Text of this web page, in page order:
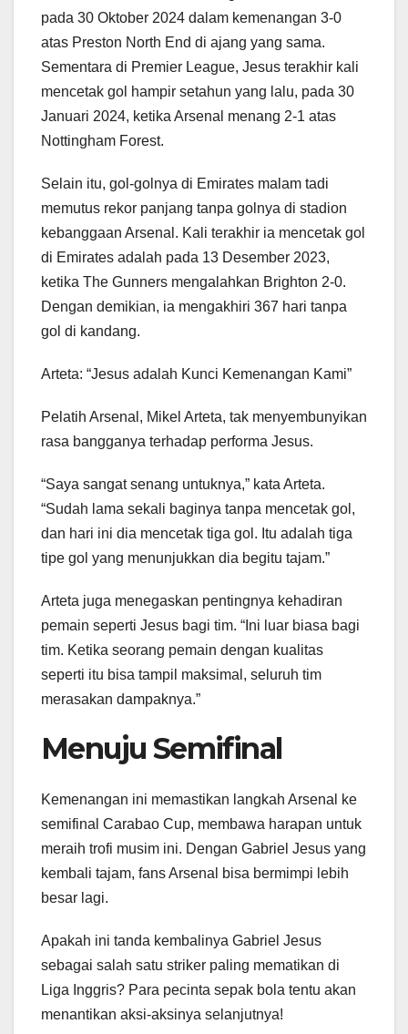
pada 30 Oktober 2024 dalam kemenangan 3-0
atas Preston North End di ajang yang sama.
Sementara di Premier League, Jesus terakhir kali
mencetak gol hampir setahun yang lalu, pada 30
Januari 2024, ketika Arsenal menang 2-1 atas
Nottingham Forest.
Selain itu, gol-golnya di Emirates malam tadi
memutus rekor panjang tanpa golnya di stadion
kebanggaan Arsenal. Kali terakhir ia mencetak gol
di Emirates adalah pada 13 Desember 2023,
ketika The Gunners mengalahkan Brighton 2-0.
Dengan demikian, ia mengakhiri 367 hari tanpa
gol di kandang.
Arteta: “Jesus adalah Kunci Kemenangan Kami”
Pelatih Arsenal, Mikel Arteta, tak menyembunyikan
rasa bangganya terhadap performa Jesus.
“Saya sangat senang untuknya,” kata Arteta.
“Sudah lama sekali baginya tanpa mencetak gol,
dan hari ini dia mencetak tiga gol. Itu adalah tiga
tipe gol yang menunjukkan dia begitu tajam.”
Arteta juga menegaskan pentingnya kehadiran
pemain seperti Jesus bagi tim. “Ini luar biasa bagi
tim. Ketika seorang pemain dengan kualitas
seperti itu bisa tampil maksimal, seluruh tim
merasakan dampaknya.”
Menuju Semifinal
Kemenangan ini memastikan langkah Arsenal ke
semifinal Carabao Cup, membawa harapan untuk
meraih trofi musim ini. Dengan Gabriel Jesus yang
kembali tajam, fans Arsenal bisa bermimpi lebih
besar lagi.
Apakah ini tanda kembalinya Gabriel Jesus
sebagai salah satu striker paling mematikan di
Liga Inggris? Para pecinta sepak bola tentu akan
menantikan aksi-aksinya selanjutnya!